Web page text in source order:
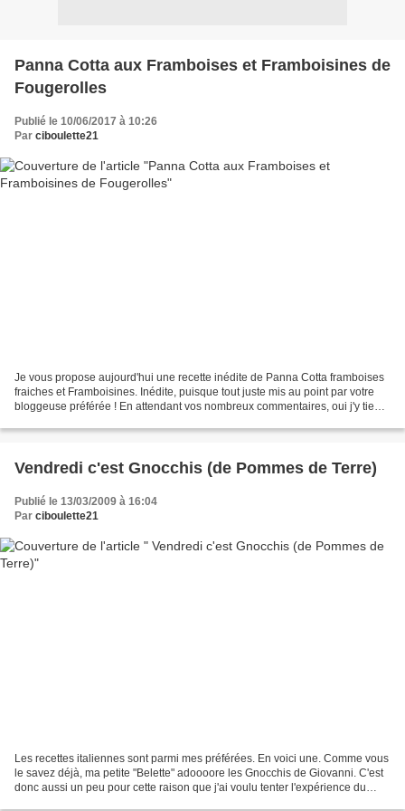
Panna Cotta aux Framboises et Framboisines de
Fougerolles
Publié le 10/06/2017 à 10:26
Par ciboulette21
Je vous propose aujourd'hui une recette inédite de Panna Cotta framboises
fraiches et Framboisines. Inédite, puisque tout juste mis au point par votre
bloggeuse préférée ! En attendant vos nombreux commentaires, oui j'y tiens
Vendredi c'est Gnocchis (de Pommes de Terre)
Publié le 13/03/2009 à 16:04
Par ciboulette21
Les recettes italiennes sont parmi mes préférées. En voici une. Comme vous
le savez déjà, ma petite "Belette" adoooore les Gnocchis de Giovanni. C'est
donc aussi un peu pour cette raison que j'ai voulu tenter l'expérience du